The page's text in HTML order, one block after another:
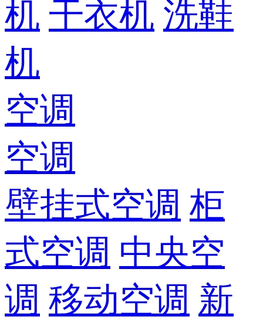
机 干衣机 洗鞋
机
空调
空调
壁挂式空调 柜
式空调 中央空
调 移动空调 新